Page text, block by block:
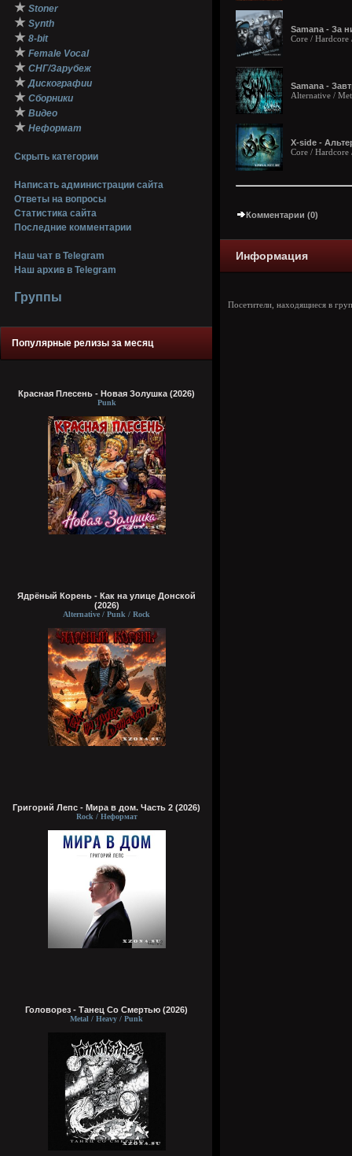
★ Stoner
★ Synth
★ 8-bit
★ Female Vocal
★ СНГ/Зарубеж
★ Дискографии
★ Сборники
★ Видео
★ Неформат
Скрыть категории
Написать администрации сайта
Ответы на вопросы
Статистика сайта
Последние комментарии
Наш чат в Telegram
Наш архив в Telegram
Группы
Популярные релизы за месяц
Красная Плесень - Новая Золушка (2026)
Punk
Ядрёный Корень - Как на улице Донской
(2026)
Alternative / Punk / Rock
Григорий Лепс - Мира в дом. Часть 2 (2026)
Rock / Неформат
Головорез - Tанец Со Смертью (2026)
Metal / Heavy / Punk
Samana - За
Core /
Samana -
Alternative /
X-side -
Core /
Комментарии (0)
Информация
Посетители, находящиеся в